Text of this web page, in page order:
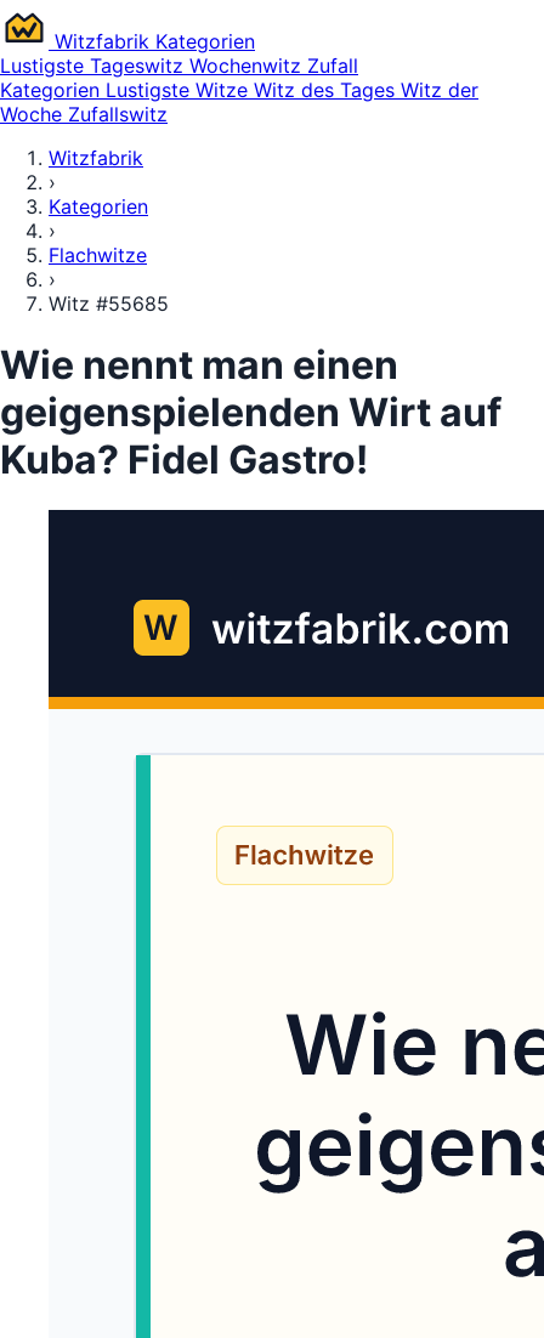
Witzfabrik Kategorien
Lustigste Tageswitz Wochenwitz Zufall
Kategorien Lustigste Witze Witz des Tages Witz der
Woche Zufallswitz
Witzfabrik
›
Kategorien
›
Flachwitze
›
Witz #55685
Wie nennt man einen
geigenspielenden Wirt auf
Kuba? Fidel Gastro!